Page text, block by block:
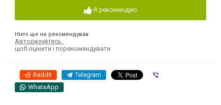
Я рекомендую
Ніхто ще не рекомендував
Авторизуйтесь
щоб оцінити і порекомендувати
Reddit Telegram
WhatsApp